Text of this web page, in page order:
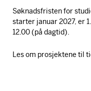
Søknadsfristen for
starter januar 2027, er
12.00 (på dagtid).
Les om prosjektene til